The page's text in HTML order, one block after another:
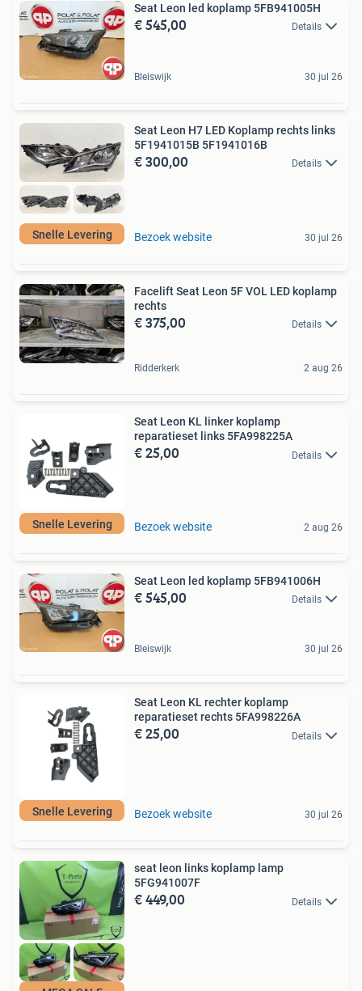
Seat Leon led koplamp 5FB941005H
€ 545,00 Details
Bleiswijk 30 jul 26
Snelle Levering
Seat Leon H7 LED Koplamp rechts links
5F1941015B 5F1941016B
€ 300,00 Details
Bezoek website 30 jul 26
Facelift Seat Leon 5F VOL LED koplamp
rechts
€ 375,00 Details
Ridderkerk 2 aug 26
Snelle Levering
Seat Leon KL linker koplamp
reparatieset links 5FA998225A
€ 25,00 Details
Bezoek website 2 aug 26
Seat Leon led koplamp 5FB941006H
€ 545,00 Details
Bleiswijk 30 jul 26
Snelle Levering
Seat Leon KL rechter koplamp
reparatieset rechts 5FA998226A
€ 25,00 Details
Bezoek website 30 jul 26
seat leon links koplamp lamp
5FG941007F
€ 449,00 Details